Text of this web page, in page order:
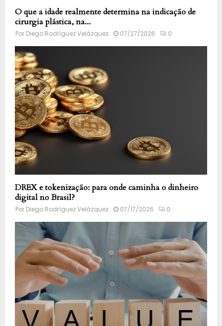
O que a idade realmente determina na indicação de
cirurgia plástica, na...
Por Diego Rodríguez Velázquez 07/27/2026 0
DREX e tokenização: para onde caminha o dinheiro
digital no Brasil?
Por Diego Rodríguez Velázquez 07/17/2026 0